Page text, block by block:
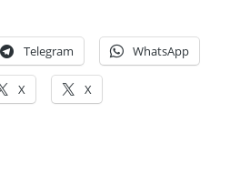
Telegram WhatsApp
X X